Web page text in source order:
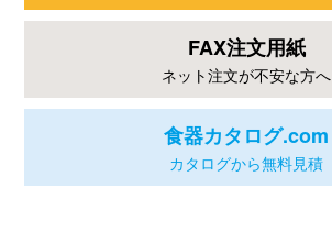
FAX注文用紙
ネット注文が不安な方へ
食器カタログ.com
カタログから無料見積